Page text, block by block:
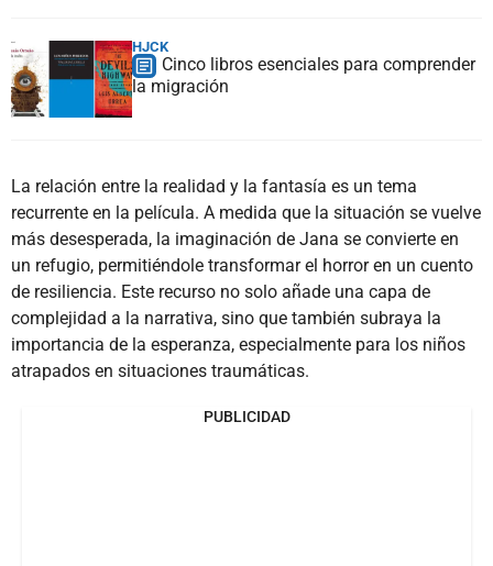
HJCK
Cinco libros esenciales para comprender
la migración
La relación entre la realidad y la fantasía es un tema
recurrente en la película. A medida que la situación se vuelve
más desesperada, la imaginación de Jana se convierte en
un refugio, permitiéndole transformar el horror en un cuento
de resiliencia. Este recurso no solo añade una capa de
complejidad a la narrativa, sino que también subraya la
importancia de la esperanza, especialmente para los niños
atrapados en situaciones traumáticas.
PUBLICIDAD